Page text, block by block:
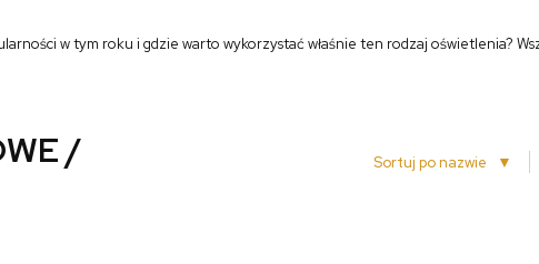
w tym roku i gdzie warto wykorzystać właśnie ten rodzaj oświetlenia?
/ Sortuj po nazwie ▼